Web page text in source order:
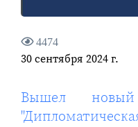
4474
30 сентября 2024 г.
Вышел